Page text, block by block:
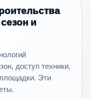
и
доступ техники,
Эти